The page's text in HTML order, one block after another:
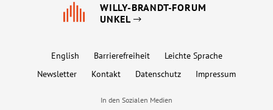
WILLY-BRANDT-FORUM
UNKEL
English Barrierefreiheit
Leichte Sprache
Newsletter
Kontakt Datenschutz Impressum
In den Sozialen Medien